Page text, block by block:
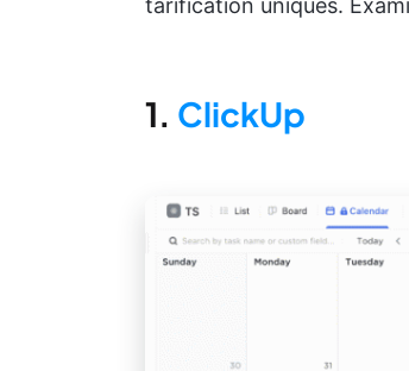
tarification uniques.
1. ClickUp